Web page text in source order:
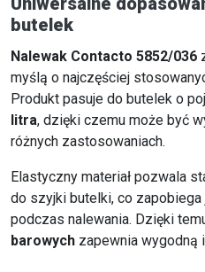
butelek
Nalewak Contacto 5852/036
myślą o najczęściej
Produkt pasuje do butelek o
litra, dzięki czemu może być
różnych zastosowaniach.
Elastyczny materiał pozwala
do szyjki butelki, co
podczas nalewania. Dzięki
barowych zapewnia wygodną